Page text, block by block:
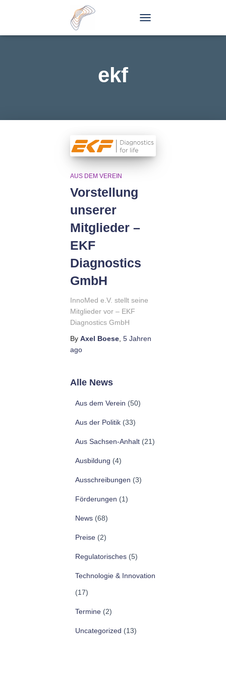
NAVIGATION
ekf
AUS DEM VEREIN
Vorstellung
unserer
Mitglieder –
EKF
Diagnostics
GmbH
InnoMed e.V. stellt seine
Mitglieder vor – EKF
Diagnostics GmbH
By Axel Boese 5 Jahren
ago
Alle News
Aus dem Verein (50)
Aus der Politik (33)
Aus Sachsen-Anhalt (21)
Ausbildung (4)
Ausschreibungen (3)
Förderungen (1)
News (68)
Preise (2)
Regulatorisches (5)
Technologie & Innovation
(17)
Termine (2)
Uncategorized (13)